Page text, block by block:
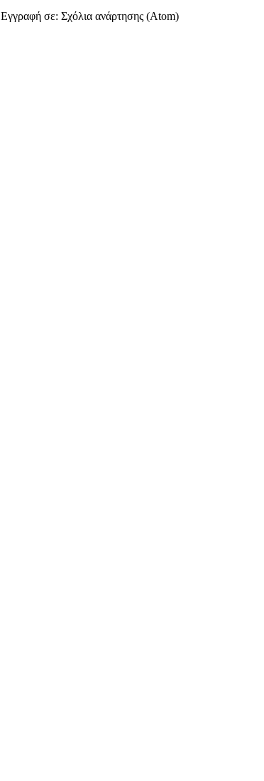
Εγγραφή σε: Σχόλια ανάρτησης (Atom)